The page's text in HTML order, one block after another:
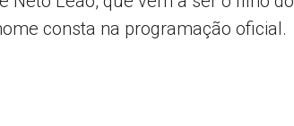
consta na programação oficial.